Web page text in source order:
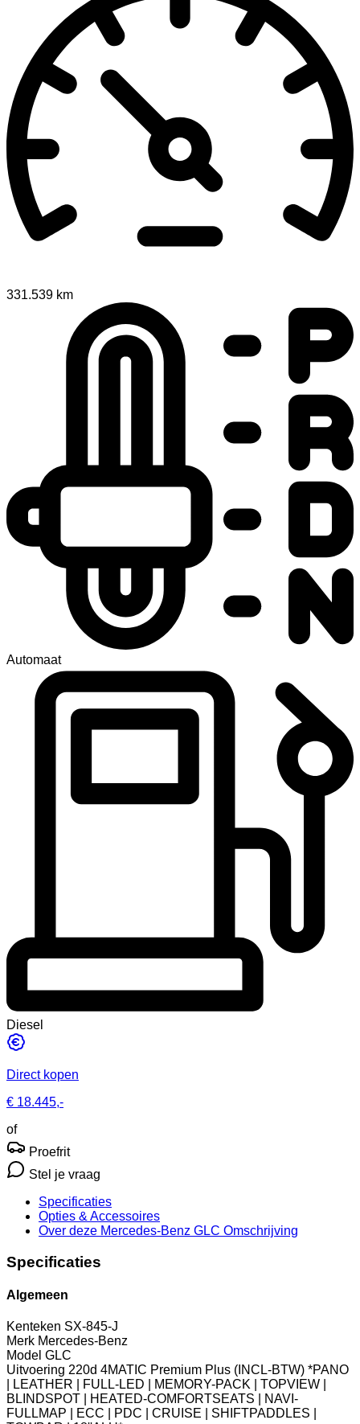
331.539 km
Automaat
Diesel
Direct kopen
€ 18.445,-
of
Proefrit
Stel je vraag
Specificaties
Opties & Accessoires
Over deze Mercedes-Benz GLC Omschrijving
Specificaties
Algemeen
Kenteken SX-845-J
Merk Mercedes-Benz
Model GLC
Uitvoering 220d 4MATIC Premium Plus (INCL-BTW) *PANO
| LEATHER | FULL-LED | MEMORY-PACK | TOPVIEW |
BLINDSPOT | HEATED-COMFORTSEATS | NAVI-
FULLMAP | ECC | PDC | CRUISE | SHIFTPADDLES |